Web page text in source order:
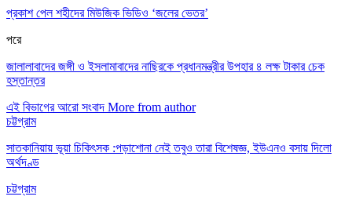
প্রকাশ পেল শহীদের মিউজিক ভিডিও ‘জলের ভেতর’
পরে
জালালাবাদের জঙ্গী ও ইসলামাবাদের নাছিরকে প্রধানমন্ত্রীর উপহার ৪ লক্ষ টাকার চেক
হস্তান্তর
এই বিভাগের আরো সংবাদ More from author
চট্টগ্রাম
সাতকানিয়ায় ভূয়া চিকিৎসক :পড়াশোনা নেই তবুও তারা বিশেষজ্ঞ, ইউএনও বসায় দিলো
অর্থদণ্ড
চট্টগ্রাম